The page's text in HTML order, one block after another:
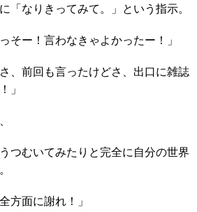
「なりきってみて。」という指示。
そー！言わなきゃよかったー！」
、前回も言ったけどさ、出口に雑誌
」
つむいてみたりと完全に自分の世界
方面に謝れ！」